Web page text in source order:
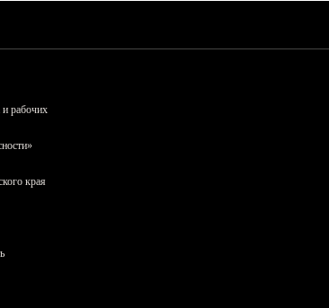
и рабочих
края